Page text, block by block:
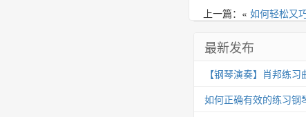
上一篇：« 如何轻松又
最新发布
【钢琴演奏】肖邦练
如何正确有效的练习钢